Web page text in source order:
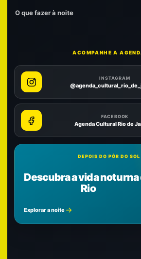
O que fazer à noite
ACOMPANHE A
INSTAGRAM
FACEBOOK
Agenda Cultural Rio de
DEPOIS DO PÔR DO SOL
Descubra a vida noturna
Rio
Explorar a noite